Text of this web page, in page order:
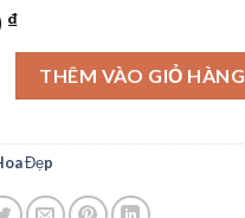
₫
BH32 số lượng
THÊM VÀO GIỎ HÀNG
Đẹp